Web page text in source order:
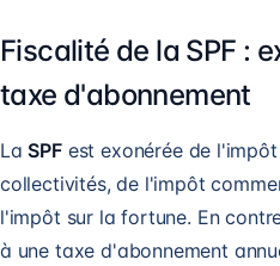
Fiscalité de la SPF :
taxe d'abonnement
LaSPFest exonérée de l'impôt
collectivités, de l'impôt
l'impôt sur la fortune. En
à une taxe d'abonnement